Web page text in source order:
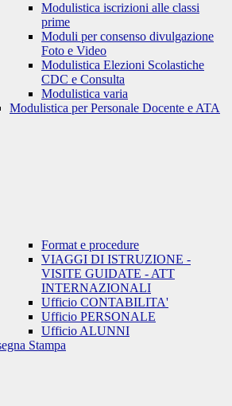
Modulistica iscrizioni alle classi
prime
Moduli per consenso divulgazione
Foto e Video
Modulistica Elezioni Scolastiche
CDC e Consulta
Modulistica varia
Modulistica per Personale Docente e ATA
Format e procedure
VIAGGI DI ISTRUZIONE -
VISITE GUIDATE - ATT
INTERNAZIONALI
Ufficio CONTABILITA'
Ufficio PERSONALE
Ufficio ALUNNI
Stampa